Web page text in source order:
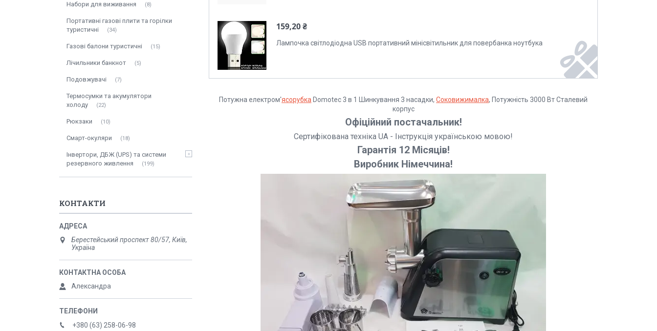
159,20 ₴
Лампочка світлодіодна USB портативний мінісвітильник для повербанка ноутбука
Потужна електром'ясорубка Domotec 3 в 1 Шинкування 3 насадки, Соковижималка, Потужність 3000 Вт Сталевий
корпус
Офіційний постачальник!
Сертифікована техніка UA - Інструкція українською мовою!
Гарантія 12 Місяців!
Виробник Німеччина!
Набори для виживання 8
Портативні газові плити та горілки
туристичні
34
Газові балони туристичні 15
Лічильники банкнот 5
Подовжувачі 7
Термосумки та акумулятори
холоду
22
Рюкзаки 10
Смарт-окуляри 18
Інвертори, ДБЖ (UPS) та системи
резервного живлення
199
КОНТАКТИ
Берестейський проспект 80/57, Київ,
Україна
Александра
+380 (63) 258-06-98